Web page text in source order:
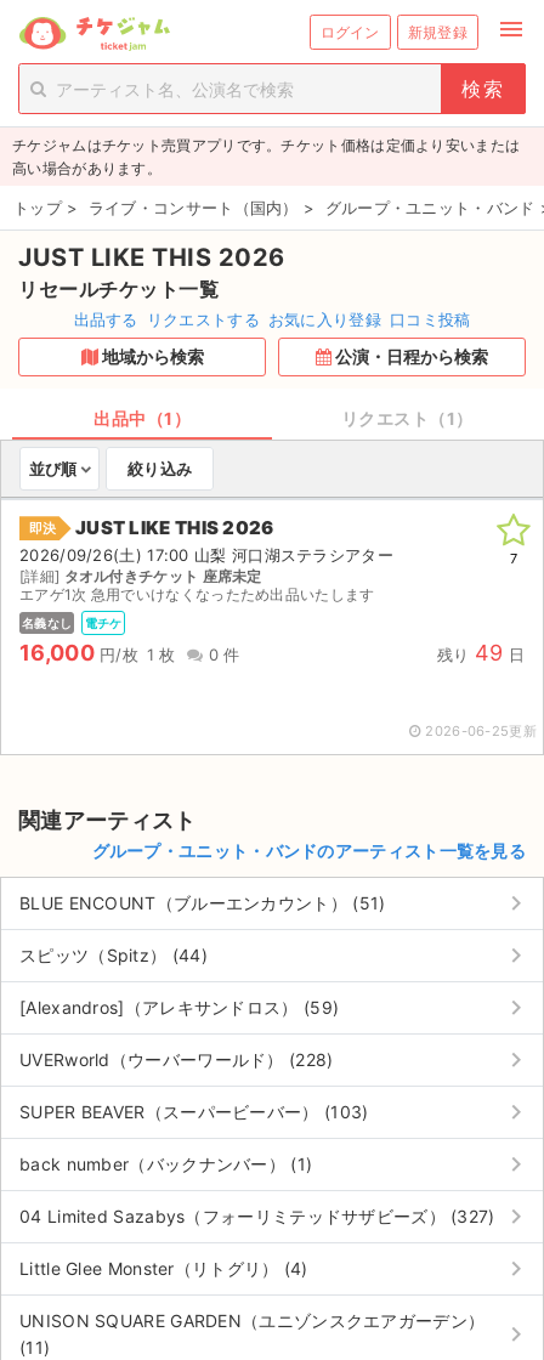
ログイン 新規登録 menu
person_add 新規会員登録
チケットを探す
新着チケット
値下げしたチケット
都道府県からチケットを探す
もうすぐ開催のチケット
チケットのリクエスト一覧
取扱チケット
ライブ・コンサート（国内）
ライブ・コンサート（海外）
イベント
ご利用ガイド
ご利用ガイド
手数料・お支払い方法
AIに質問する
よくある質問
お知らせ
チケジャムはチケット売買アプリです。チケット価格は定価より安いまたは
高い場合があります。
トップ > ライブ・コンサート（国内） > グループ・ユニット・バンド
JUST LIKE THIS 2026
リセールチケット一覧
出品する リクエストする お気に入り登録 口コミ投稿
地域から検索 公演・日程から検索
出品中（1） リクエスト（1）
並び順 絞り込み
即決 JUST LIKE THIS 2026
2026/09/26(土) 17:00 山梨 河口湖ステラシアター
[詳細] タオル付きチケット 座席未定
エアゲ1次 急用でいけなくなったため出品いたします
名義なし 電チケ
16,000 円/枚 1 枚 0 件 残り 49 日
7
2026-06-25更新
関連アーティスト
グループ・ユニット・バンドのアーティスト一覧を見る
BLUE ENCOUNT（ブルーエンカウント） (51) keyboard_arrow_right
スピッツ（Spitz） (44) keyboard_arrow_right
[Alexandros]（アレキサンドロス） (59) keyboard_arrow_right
UVERworld（ウーバーワールド） (228) keyboard_arrow_right
SUPER BEAVER（スーパービーバー） (103) keyboard_arrow_right
back number（バックナンバー） (1) keyboard_arrow_right
04 Limited Sazabys（フォーリミテッドサザビーズ） (327) keyboard_arrow_right
Little Glee Monster（リトグリ） (4) keyboard_arrow_right
UNISON SQUARE GARDEN（ユニゾンスクエアガーデン）
(11)
keyboard_arrow_right